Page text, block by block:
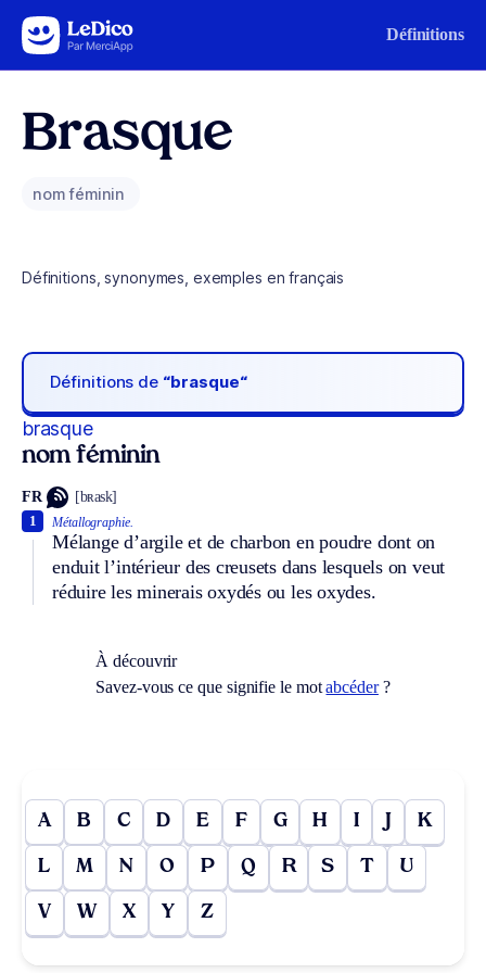
Aller au contenu Définitions
Brasque
nom féminin
Définitions, synonymes, exemples en français
Définitions de “brasque“
brasque
nom féminin
FR [bʀask]
Métallographie.
Mélange d’argile et de charbon en poudre dont on
enduit l’intérieur des creusets dans lesquels on veut
réduire les minerais oxydés ou les oxydes.
1
À découvrir
Savez-vous ce que signifie le motabcéder?
A B C D E F G H I J K
L M N O P Q R S T U
V W X Y Z